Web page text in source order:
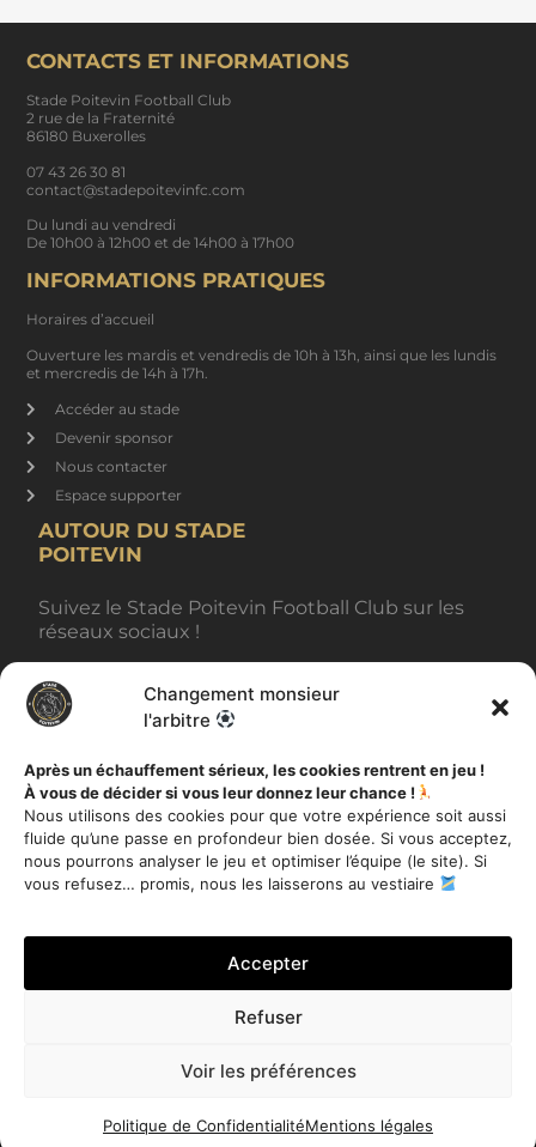
Changement monsieur
l'arbitre
Après un échauffement sérieux, les cookies rentrent en jeu !
À vous de décider si vous leur donnez leur chance !
Nous utilisons des cookies pour que votre expérience soit aussi
fluide qu’une passe en profondeur bien dosée. Si vous acceptez,
nous pourrons analyser le jeu et optimiser l’équipe (le site). Si
vous refusez… promis, nous les laisserons au vestiaire
Accepter
Refuser
Voir les préférences
Politique de ConfidentialitéMentions légales
CONTACTS ET INFORMATIONS
Stade Poitevin Football Club
2 rue de la Fraternité
86180 Buxerolles
07 43 26 30 81
contact@stadepoitevinfc.com
Du lundi au vendredi
De 10h00 à 12h00 et de 14h00 à 17h00
INFORMATIONS PRATIQUES
Horaires d’accueil
Ouverture les mardis et vendredis de 10h à 13h, ainsi que les lundis
et mercredis de 14h à 17h.
Accéder au stade
Devenir sponsor
Nous contacter
Espace supporter
AUTOUR DU STADE
POITEVIN
Suivez le Stade Poitevin Football Club sur les
réseaux sociaux !
BILLETTERIE
AUTRES INFORMATIONS
Toutes les actualités
Mentions légales
Je m'inscris
Site réalisé parMiloctav